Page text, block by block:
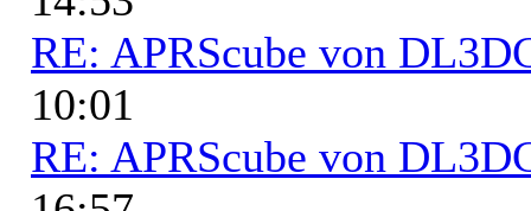
RE: APRScube von
10:01
RE: APRScube von